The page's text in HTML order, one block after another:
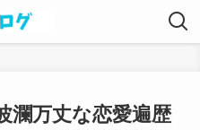
瀾万丈な恋愛遍歴